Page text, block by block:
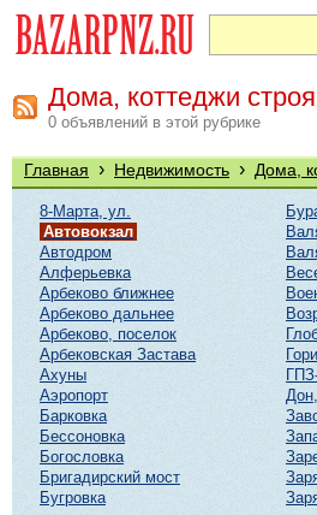
Дома, коттеджи
0 объявлений в этой рубрике
Главная › Недвижимость › Дома,
8-Марта, ул.
Автовокзал
Автодром
Алферьевка
Арбеково ближнее
Арбеково дальнее
Арбеково, поселок
Арбековская Застава
Ахуны
Аэропорт
Барковка
Бессоновка
Богословка
Бригадирский мост
Бугровка